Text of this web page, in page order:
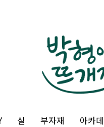
실 부자재 아카